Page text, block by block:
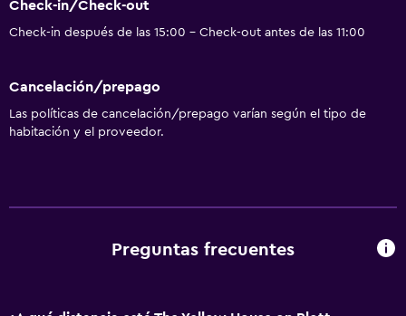
Check-in/Check-out
Check-in después de las 15:00 - Check-out antes de las 11:00
Cancelación/prepago
Las políticas de cancelación/prepago varían según el tipo de
habitación y el proveedor.
Preguntas frecuentes